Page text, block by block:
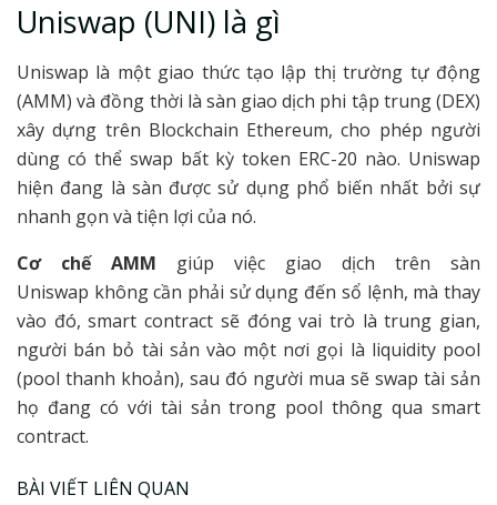
Uniswap (UNI) là gì
Uniswap là một giao thức tạo lập thị trường tự động
(AMM) và đồng thời là sàn giao dịch phi tập trung (DEX)
xây dựng trên Blockchain Ethereum, cho phép người
dùng có thể swap bất kỳ token ERC-20 nào. Uniswap
hiện đang là sàn được sử dụng phổ biến nhất bởi sự
nhanh gọn và tiện lợi của nó.
Cơ chế AMM giúp việc giao dịch trên sàn
Uniswap không cần phải sử dụng đến sổ lệnh, mà thay
vào đó, smart contract sẽ đóng vai trò là trung gian,
người bán bỏ tài sản vào một nơi gọi là liquidity pool
(pool thanh khoản), sau đó người mua sẽ swap tài sản
họ đang có với tài sản trong pool thông qua smart
contract.
BÀI VIẾT LIÊN QUAN